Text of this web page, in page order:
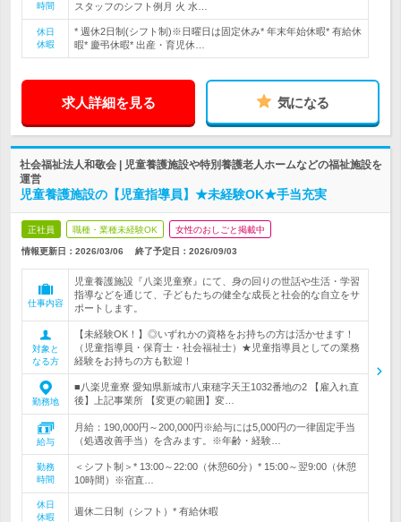
時間
スタッフのシフト例月 火 水…
休日
休暇
* 週休2日制(シフト制)※日曜日は固定休み* 年末年始休暇* 有給休
暇* 慶弔休暇* 出産・育児休…
求人詳細を見る 気になる
社会福祉法人和敬会 | 児童養護施設や特別養護老人ホームなどの福祉施設を
運営
児童養護施設の【児童指導員】★未経験OK★手当充実
正社員 職種・業種未経験OK 女性のおしごと掲載中
情報更新日：2026/03/06 終了予定日： 2026/09/03
仕事内容
児童養護施設『八楽児童寮』にて、身の回りの世話や生活・学習
指導などを通じて、子どもたちの健全な成長と社会的な自立をサ
ポートします。
対象と
なる方
【未経験OK！】◎いずれかの資格をお持ちの方は活かせます！
（児童指導員・保育士・社会福祉士）★児童指導員としての業務
経験をお持ちの方も歓迎！
勤務地
■八楽児童寮 愛知県新城市八束穂字天王1032番地の2 【雇入れ直
後】上記事業所 【変更の範囲】変…
給与
月給：190,000円～200,000円※給与には5,000円の一律固定手当
（処遇改善手当）を含みます。※年齢・経験…
勤務
時間
＜シフト制＞* 13:00～22:00（休憩60分）* 15:00～翌9:00（休憩
10時間）※宿直…
休日
休暇
週休二日制（シフト）* 有給休暇